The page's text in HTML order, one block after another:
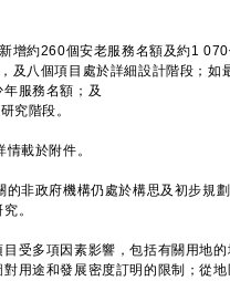
增約260個安老服務名額及約1 070
及八個項目處於詳細設計階段；
服務名額；及
究階段。
載於附件。
政府機構仍處於構思及初步規劃
。
目受多項因素影響，包括有關用地
用途和發展密度訂明的限制；從